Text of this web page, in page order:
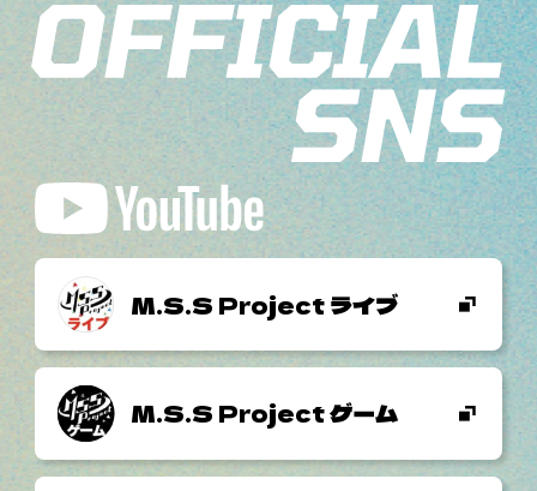
M.S.S Project ライブ
M.S.S Project ゲーム